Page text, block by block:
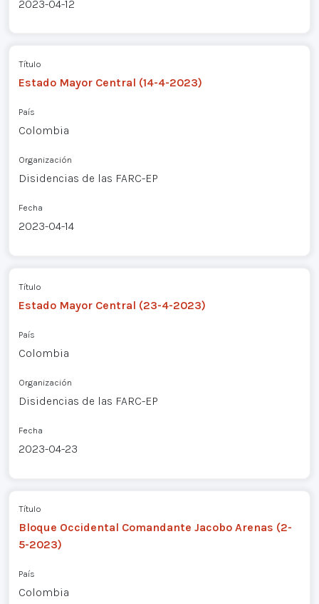
2023-04-12
Título
Estado Mayor Central (14-4-2023)
País
Colombia
Organización
Disidencias de las FARC-EP
Fecha
2023-04-14
Título
Estado Mayor Central (23-4-2023)
País
Colombia
Organización
Disidencias de las FARC-EP
Fecha
2023-04-23
Título
Bloque Occidental Comandante Jacobo Arenas (2-
5-2023)
País
Colombia